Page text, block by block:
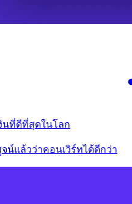
นที่ดีที่สุดในโลก
น์แล้วว่าคอนเวิร์ทได้ดีกว่า